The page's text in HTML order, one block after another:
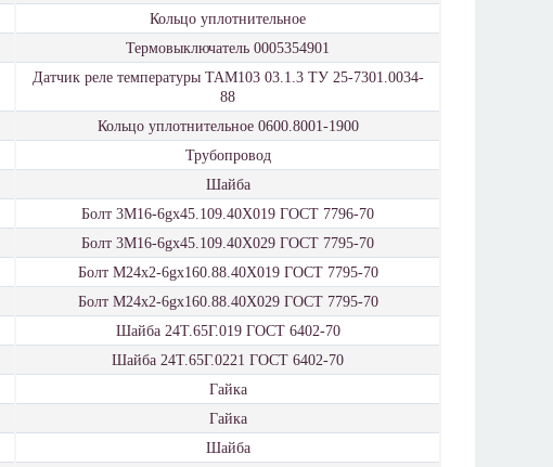
Кольцо уплотнительное
Термовыключатель 0005354901
Датчик реле температуры ТАМ103 03.1.3 ТУ 25-7301.0034-
88
Кольцо уплотнительное 0600.8001-1900
Трубопровод
Шайба
Болт 3М16-6gх45.109.40Х019 ГОСТ 7796-70
Болт 3М16-6gх45.109.40Х029 ГОСТ 7795-70
Болт М24х2-6gх160.88.40Х019 ГОСТ 7795-70
Болт М24х2-6gх160.88.40Х029 ГОСТ 7795-70
Шайба 24Т.65Г.019 ГОСТ 6402-70
Шайба 24Т.65Г.0221 ГОСТ 6402-70
Гайка
Гайка
Шайба